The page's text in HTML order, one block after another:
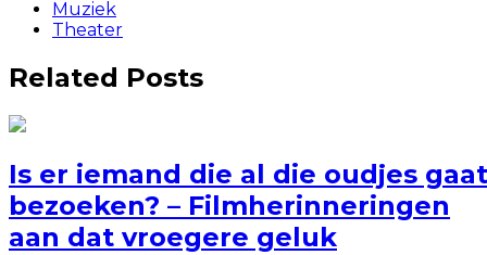
Muziek
Theater
Related Posts
Is er iemand die al die oudjes gaat
bezoeken? – Filmherinneringen
aan dat vroegere geluk